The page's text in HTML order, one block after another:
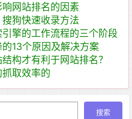
网站排名的因素
狗快速收录方法
擎的工作流程的三个阶段
13个原因及解决方案
构才有利于网站排名？
取效率的